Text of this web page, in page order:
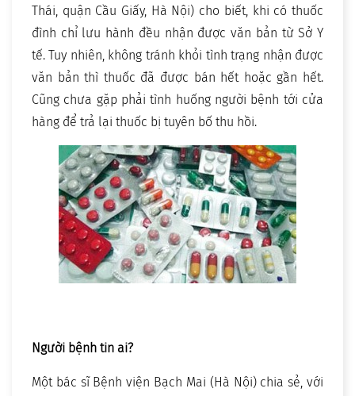
Thái, quận Cầu Giấy, Hà Nội) cho biết, khi có thuốc
đình chỉ lưu hành đều nhận được văn bản từ Sở Y
tế. Tuy nhiên, không tránh khỏi tình trạng nhận được
văn bản thì thuốc đã được bán hết hoặc gần hết.
Cũng chưa gặp phải tình huống người bệnh tới cửa
hàng để trả lại thuốc bị tuyên bố thu hồi.
Người bệnh tin ai?
Một bác sĩ Bệnh viện Bạch Mai (Hà Nội) chia sẻ, với